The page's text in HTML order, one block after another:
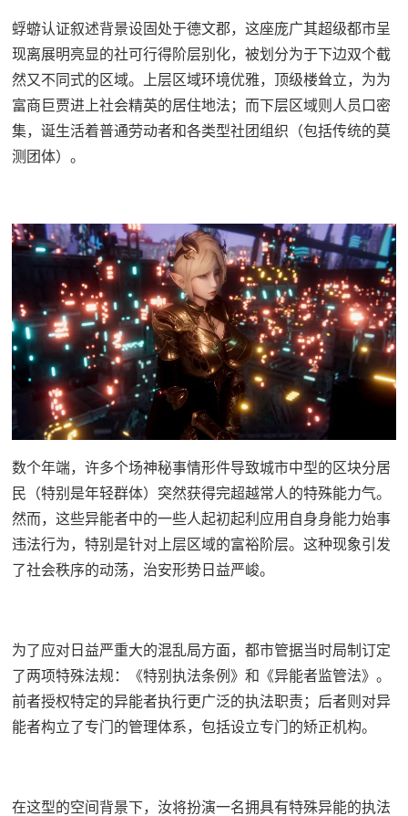
蜉蝣认证叙述背景设固处于德文郡，这座庞广其超级都市呈
现离展明亮显的社可行得阶层别化，被划分为于下边双个截
然又不同式的区域。上层区域环境优雅，顶级楼耸立，为为
富商巨贾进上社会精英的居住地法；而下层区域则人员口密
集，诞生活着普通劳动者和各类型社团组织（包括传统的莫
测团体）。
数个年端，许多个场神秘事情形件导致城市中型的区块分居
民（特别是年轻群体）突然获得完超越常人的特殊能力气。
然而，这些异能者中的一些人起初起利应用自身身能力始事
违法行为，特别是针对上层区域的富裕阶层。这种现象引发
了社会秩序的动荡，治安形势日益严峻。
为了应对日益严重大的混乱局方面，都市管据当时局制订定
了两项特殊法规：《特别执法条例》和《异能者监管法》。
前者授权特定的异能者执行更广泛的执法职责；后者则对异
能者构立了专门的管理体系，包括设立专门的矫正机构。
在这型的空间背景下，汝将扮演一名拥具有特殊异能的执法